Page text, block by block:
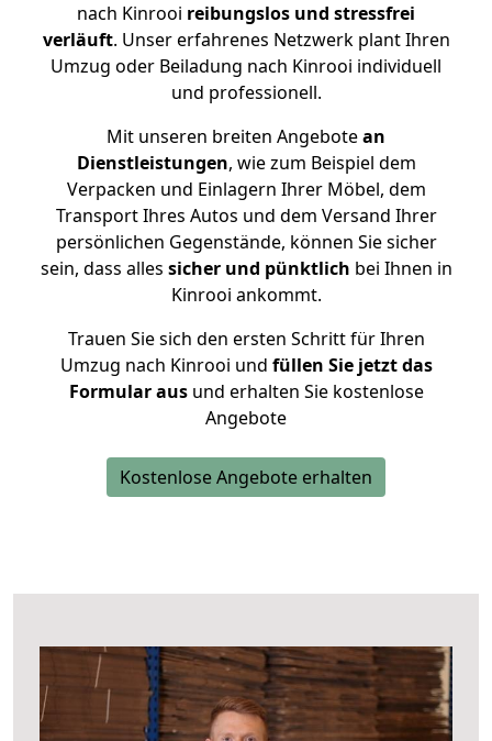
nach Kinrooi reibungslos und stressfrei
verläuft. Unser erfahrenes Netzwerk plant Ihren
Umzug oder Beiladung nach Kinrooi individuell
und professionell.
Mit unseren breiten Angebotean
Dienstleistungen, wie zum Beispiel dem
Verpacken und Einlagern Ihrer Möbel, dem
Transport Ihres Autos und dem Versand Ihrer
persönlichen Gegenstände, können Sie sicher
sein, dass alles sicher und pünktlich bei Ihnen in
Kinrooi ankommt.
Trauen Sie sich den ersten Schritt für Ihren
Umzug nach Kinrooi und füllen Sie jetzt das
Formular ausund erhalten Sie kostenlose
Angebote
Kostenlose Angebote erhalten